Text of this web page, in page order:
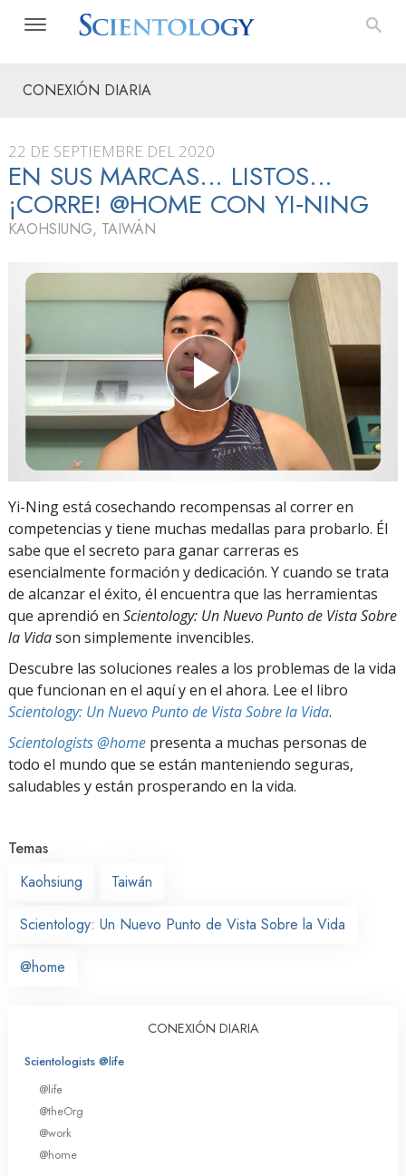
CONEXIÓN DIARIA
22 DE SEPTIEMBRE DEL 2020
EN SUS MARCAS... LISTOS...
¡CORRE! @HOME CON YI‑NING
KAOHSIUNG, TAIWÁN
Yi-Ning está cosechando recompensas al correr en
competencias y tiene muchas medallas para probarlo. Él
sabe que el secreto para ganar carreras es
esencialmente formación y dedicación. Y cuando se trata
de alcanzar el éxito, él encuentra que las herramientas
que aprendió en Scientology: Un Nuevo Punto de Vista Sobre
la Vidason simplemente invencibles.
Descubre las soluciones reales a los problemas de la vida
que funcionan en el aquí y en el ahora. Lee el libro
Scientology: Un Nuevo Punto de Vista Sobre la Vida.
Scientologists @home presenta a muchas personas de
todo el mundo que se están manteniendo seguras,
saludables y están prosperando en la vida.
Temas
Kaohsiung
Taiwán
Scientology: Un Nuevo Punto de Vista Sobre la Vida
@home
CONEXIÓN DIARIA
Scientologists @life
@life
@theOrg
@work
@home